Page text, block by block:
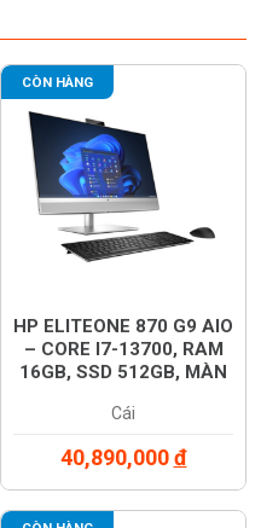
CÒN HÀNG
HP ELITEONE 870 G9 AIO
– CORE I7-13700, RAM
16GB, SSD 512GB, MÀN
WINDOWS 11, BẠC
Cái
40,890,000đ